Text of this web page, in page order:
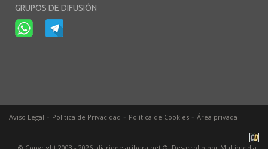
GRUPOS DE DIFUSIÓN
Aviso Legal Política de Privacidad Política de Cookies Área privada